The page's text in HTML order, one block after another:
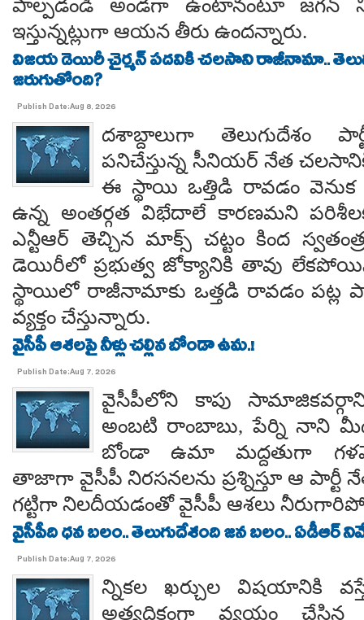
పాల్పడండి అండగా ఉంటానంటూ జగన్
ఇస్తున్నట్లుగా ఆయన తీరు ఉందన్నారు.
విజయ డెయిరీ చైర్మన్ పదవికి చలసాని రాజీనామా..
జరుగుతోంది?
Publish Date:Aug 8, 2026
దశాబ్దాలుగా తెలుగుదేశం
పనిచేస్తున్న సీనియర్ నేత
ఈ స్థాయి ఒత్తిడి రావడం వెనుక
ఉన్న అంతర్గత విభేదాలే కారణమని
ఎన్టీఆర్ తెచ్చిన మాక్స్ చట్టం కింద
డెయిరీలో ప్రభుత్వ జోక్యానికి తావు
స్థాయిలో రాజీనామాకు ఒత్తడి రావడం పట్ల
వ్యక్తం చేస్తున్నారు.
వైసీపీ ఆశలపై నీళ్లు చల్లిన బోండా ఉమ.!
Publish Date:Aug 7, 2026
వైసీపీలోని కాపు
అంబటి రాంబాబు, పేర్ని నాని
బోండా ఉమా మద్దతుగా
తాజాగా వైసీపీ నిరసనలను ప్రశ్నిస్తూ ఆ
గట్టిగా నిలదీయడంతో వైసీపీ ఆశలు
వైసీపీది ధన బలం.. తెలుగుదేశంది జన బలం.. ఏడీఆర్
Publish Date:Aug 7, 2026
న్నికల ఖర్చుల విషయానికి
అత్యధికంగా వ్యయం చేసిన